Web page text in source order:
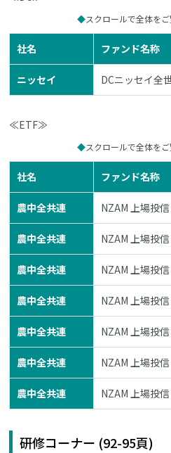
スクロールで全体をご
社名 ファンド名称
ニッセイ DCニッセイ全
≪ETF≫
スクロールで全体をご
社名 ファンド名称
農中全共連 NZAM 上場投
農中全共連 NZAM 上場投
農中全共連 NZAM 上場投
農中全共連 NZAM 上場投
農中全共連 NZAM 上場投
農中全共連 NZAM 上場投
農中全共連 NZAM 上場投
研修コーナー (92-95頁)